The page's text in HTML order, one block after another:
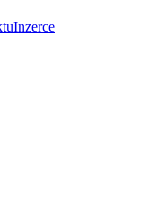
Inzerce